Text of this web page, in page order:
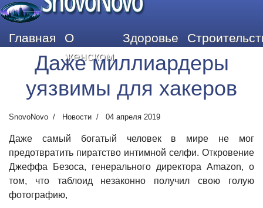
Главная
О
женском
Здоровье
Даже миллиардеры
уязвимы для хакеров
SnovoNovo Новости 04 апреля 2019
Даже самый богатый человек в мире не мог
предотвратить пиратство интимной селфи. Откровение
Джеффа Безоса, генерального директора Amazon, о
том, что таблоид незаконно получил свою голую
фотографию,